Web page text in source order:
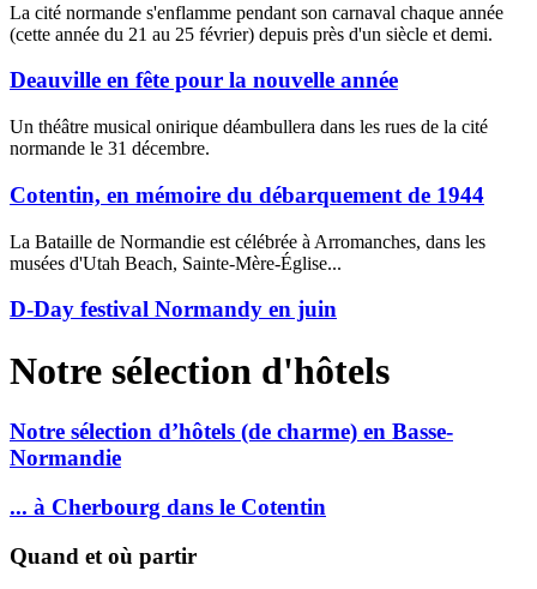
La cité normande s'enflamme pendant son carnaval chaque année
(cette année du 21 au 25 février) depuis près d'un siècle et demi.
Deauville en fête pour la nouvelle année
Un théâtre musical onirique déambullera dans les rues de la cité
normande le 31 décembre.
Cotentin, en mémoire du débarquement de 1944
La Bataille de Normandie est célébrée à Arromanches, dans les
musées d'Utah Beach, Sainte-Mère-Église...
D-Day festival Normandy en juin
Notre sélection d'hôtels
Notre sélection d’hôtels (de charme) en Basse-
Normandie
... à Cherbourg dans le Cotentin
Quand et où partir